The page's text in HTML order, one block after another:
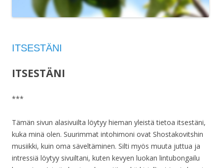
ITSESTÄNI
ITSESTÄNI
***
Tämän sivun alasivuilta löytyy hieman yleistä tietoa itsestäni,
kuka minä olen. Suurimmat intohimoni ovat Shostakovitshin
musiikki, kuin oma säveltäminen. Silti myös muuta juttua ja
intressiä löytyy sivuiltani, kuten kevyen luokan lintubongailu